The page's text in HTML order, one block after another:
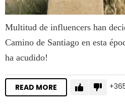
Multitud de influencers han
Camino de Santiago en esta
ha acudido!
READ MORE